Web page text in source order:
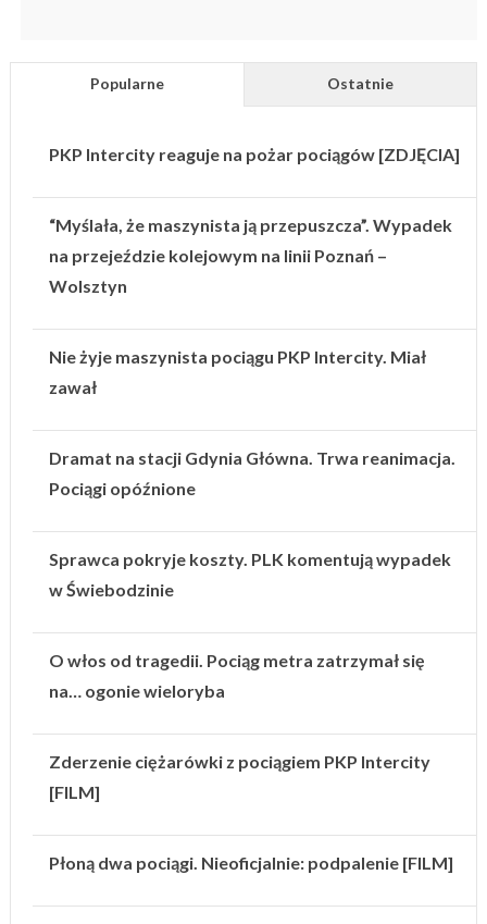
Popularne Ostatnie
PKP Intercity reaguje na pożar pociągów [ZDJĘCIA]
“Myślała, że maszynista ją przepuszcza”. Wypadek
na przejeździe kolejowym na linii Poznań –
Wolsztyn
Nie żyje maszynista pociągu PKP Intercity. Miał
zawał
Dramat na stacji Gdynia Główna. Trwa reanimacja.
Pociągi opóźnione
Sprawca pokryje koszty. PLK komentują wypadek
w Świebodzinie
O włos od tragedii. Pociąg metra zatrzymał się
na… ogonie wieloryba
Zderzenie ciężarówki z pociągiem PKP Intercity
[FILM]
Płoną dwa pociągi. Nieoficjalnie: podpalenie [FILM]